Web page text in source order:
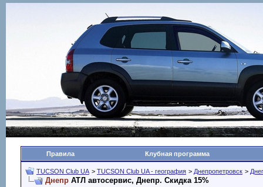
Правила Клубная программа
TUCSON Club UA > TUCSON Club UA - география > Днепропетровск >
Днепр АТЛ автосервис, Днепр. Скидка 15%